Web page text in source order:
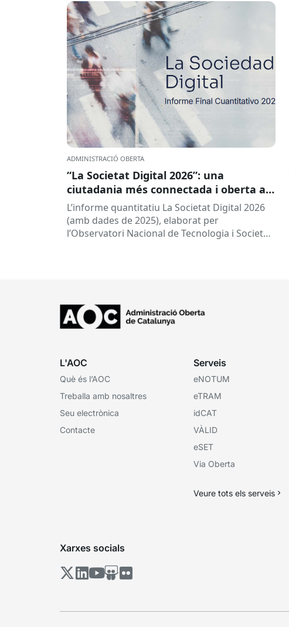
ADMINISTRACIÓ OBERTA
“La Societat Digital 2026”: una
ciutadania més connectada i oberta a
la intel·ligència artificial
L’informe quantitatiu La Societat Digital 2026
(amb dades de 2025), elaborat per
l’Observatori Nacional de Tecnologia i Societat
L'AOC
Què és l’AOC
Treballa amb nosaltres
Seu electrònica
Contacte
Serveis
eNOTUM
eTRAM
idCAT
VÀLID
eSET
Via Oberta
Veure tots els serveis
Xarxes socials